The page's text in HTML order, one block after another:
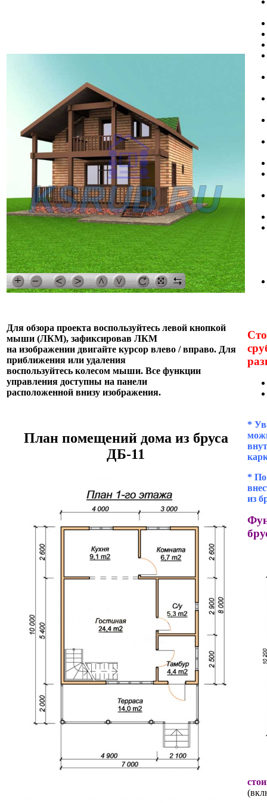
Для обзора проекта воспользуйтесь левой кнопкой
мыши (ЛКМ), зафиксировав ЛКМ
на изображении двигайте курсор влево / вправо. Для
приближения или удаления
воспользуйтесь колесом мыши. Все функции
управления доступны на панели
расположенной внизу изображения.
План помещений дома из бруса
ДБ-11
*
*
из